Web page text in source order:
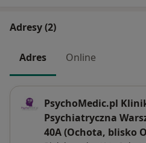
Adresy (2)
Adres Online
PsychoMedic.pl
Psychiatryczna
40A (Ochota, blisko